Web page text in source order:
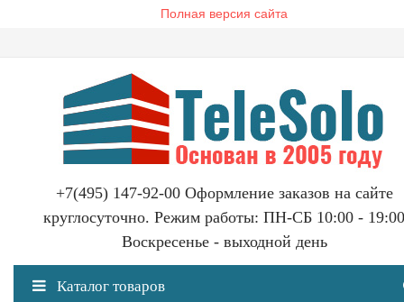
Полная версия сайта
+7(495) 147-92-00 Оформление заказов на сайте
круглосуточно. Режим работы: ПН-СБ 10:00 - 19:00
Воскресенье - выходной день
Каталог товаров